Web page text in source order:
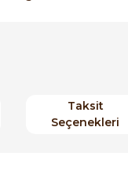
Taksit
Seçenekleri